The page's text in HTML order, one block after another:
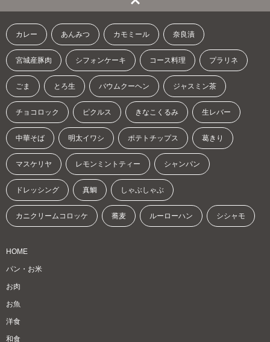
カレー あんみつ カモミール 奈良漬
宮城産豚肉 シフォンケーキ コース料理 プラリネ
ごま とろ生 バウムクーヘン ジャスミン茶
チョコロック ピクルス きなこくるみ 生レバー
中華そば 明太イワシ ポテトチップス 葛きり
マスケリヤ レモンミントティー シャンパン
ドレッシング 真鯛 しゃぶしゃぶ
カニクリームコロッケ 蕎麦 ルーローハン シシャモ
HOME
パン・お米
お肉
お魚
洋食
和食